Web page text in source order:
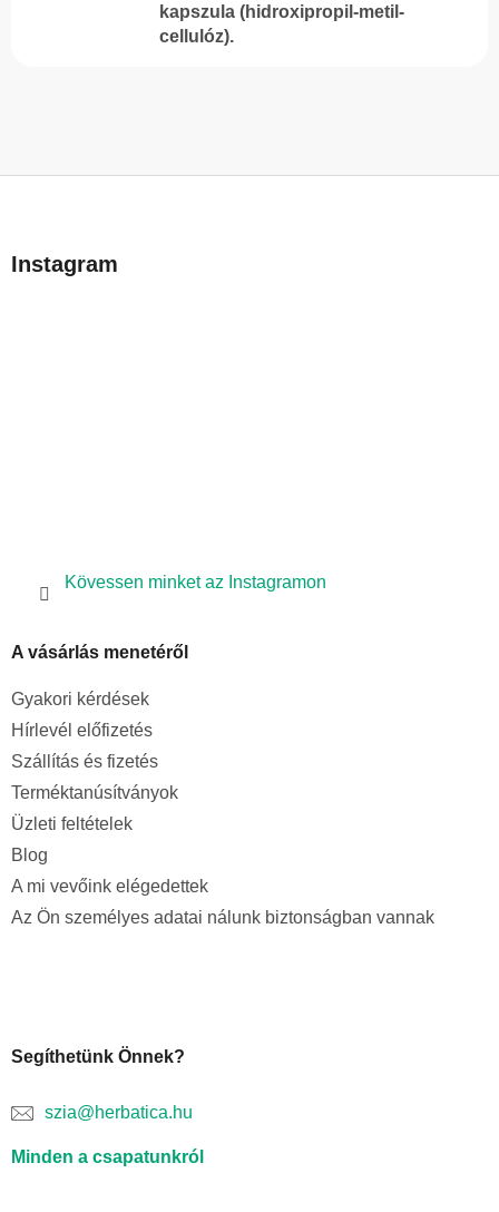
kapszula (hidroxipropil-metil-
cellulóz).
Instagram
Kövessen minket az Instagramon
A vásárlás menetéről
Gyakori kérdések
Hírlevél előfizetés
Szállítás és fizetés
Terméktanúsítványok
Üzleti feltételek
Blog
A mi vevőink elégedettek
Az Ön személyes adatai nálunk biztonságban vannak
Segíthetünk Önnek?
szia@herbatica.hu
Minden a csapatunkról